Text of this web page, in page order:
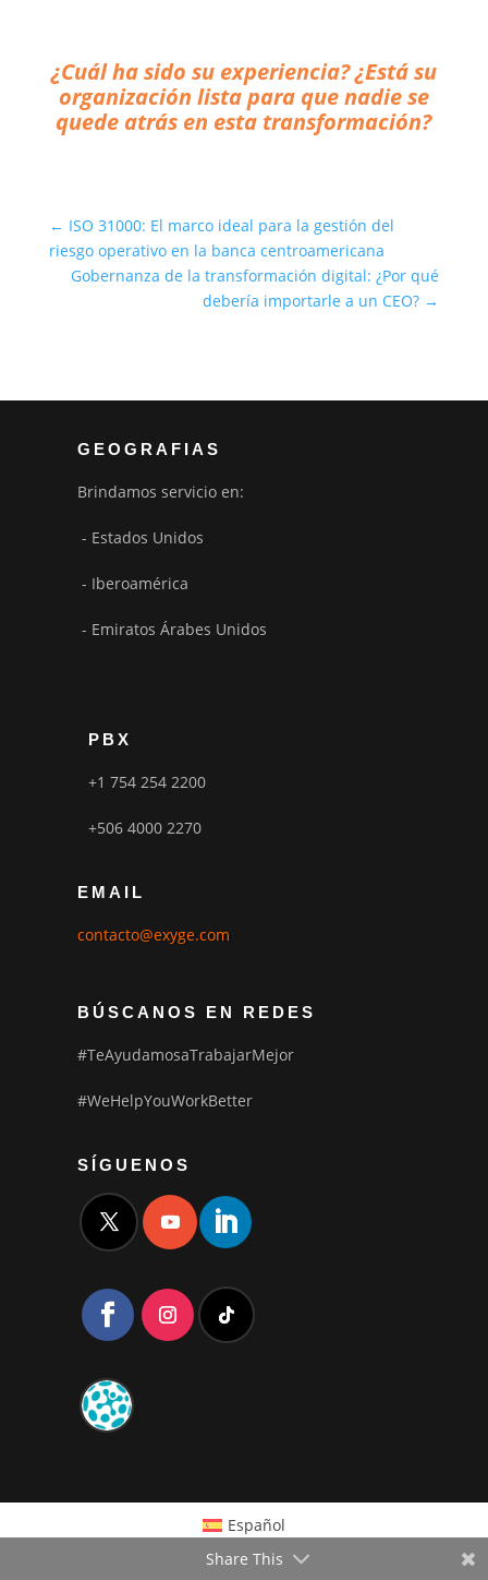
¿Cuál ha sido su experiencia? ¿Está su
organización lista para que nadie se
quede atrás en esta transformación?
← ISO 31000: El marco ideal para la gestión del
riesgo operativo en la banca centroamericana
Gobernanza de la transformación digital: ¿Por qué
debería importarle a un CEO? →
GEOGRAFIAS
Brindamos servicio en:
- Estados Unidos
- Iberoamérica
- Emiratos Árabes Unidos
PBX
+1 754 254 2200
+506 4000 2270
EMAIL
contacto@exyge.com
BÚSCANOS EN REDES
#TeAyudamosaTrabajarMejor
#WeHelpYouWorkBetter
SÍGUENOS
Share This
Español